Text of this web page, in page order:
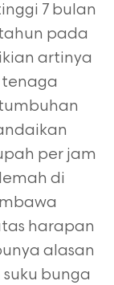
7 bulan
pada
artinya
per jam
di
harapan
alasan
bunga